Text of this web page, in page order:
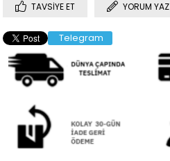
TAVSIYE ET YORUM YAZ
Telegram